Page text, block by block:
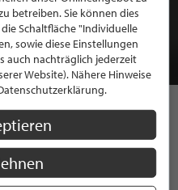
STILPUNKTE®
BEWERBEN
AUF
betreiben. Sie können dies
Schaltfläche "Individuelle
sowie diese Einstellungen
auch nachträglich jederzeit
Website). Nähere Hinweise